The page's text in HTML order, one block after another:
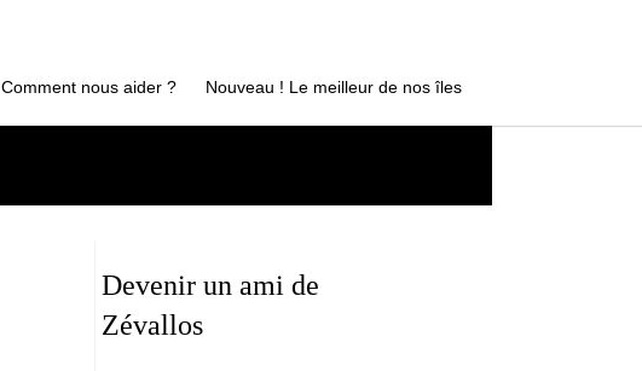
Comment nous aider ? Nouveau ! Le meilleur de nos îles
Devenir un ami de
Zévallos